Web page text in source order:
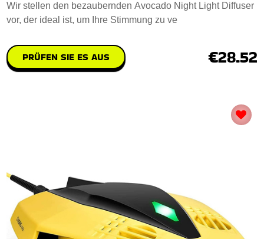
Wir stellen den bezaubernden Avocado Night Light Diffuser
vor, der ideal ist, um Ihre Stimmung zu ve
PRÜFEN SIE ES AUS €28.52